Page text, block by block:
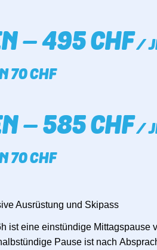
– 495 CHF/
70 CHF
– 585 CHF/
70 CHF
Ausrüstung und Skipass
ist eine einstündige Mittagspause
Pause ist nach